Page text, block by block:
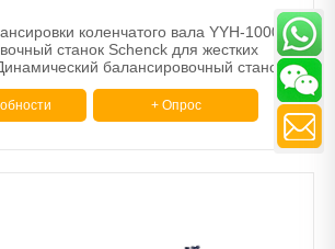
коленчатого вала YYH-1000A
станок Schenck для жестких
балансировочный станок
+ Опрос